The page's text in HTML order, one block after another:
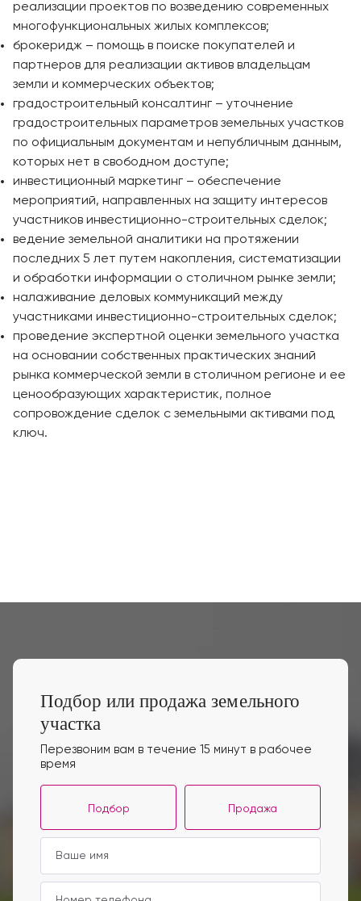
реализации проектов по возведению современных
многофункциональных жилых комплексов;
брокеридж – помощь в поиске покупателей и
партнеров для реализации активов владельцам
земли и коммерческих объектов;
градостроительный консалтинг – уточнение
градостроительных параметров земельных участков
по официальным документам и непубличным данным,
которых нет в свободном доступе;
инвестиционный маркетинг – обеспечение
мероприятий, направленных на защиту интересов
участников инвестиционно-строительных сделок;
ведение земельной аналитики на протяжении
последних 5 лет путем накопления, систематизации
и обработки информации о столичном рынке земли;
налаживание деловых коммуникаций между
участниками инвестиционно-строительных сделок;
проведение экспертной оценки земельного участка
на основании собственных практических знаний
рынка коммерческой земли в столичном регионе и ее
ценообразующих характеристик, полное
сопровождение сделок с земельными активами под
ключ.
Подбор или продажа земельного
участка
Перезвоним вам в течение 15 минут в рабочее
время
Подбор Продажа